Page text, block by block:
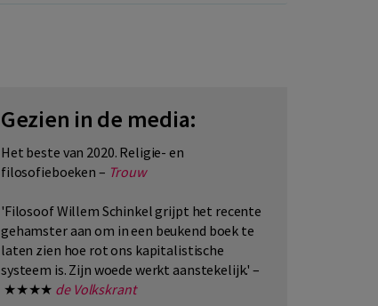
Gezien in de media:
Het beste van 2020. Religie- en
filosofieboeken – Trouw
'Filosoof Willem Schinkel grijpt het recente
gehamster aan om in een beukend boek te
laten zien hoe rot ons kapitalistische
systeem is. Zijn woede werkt aanstekelijk.' –
★★★★ de Volkskrant